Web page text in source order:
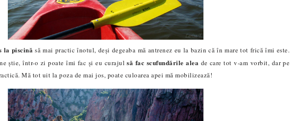
la piscină să mai practic înotul, deși degeaba mă antrenez eu la bazin că în mare tot frică îmi este.
știe, într-o zi poate îmi fac și eu curajulsă fac scufundările alea de care tot v-am vorbit, dar pe
Mă tot uit la poza de mai jos, poate culoarea apei mă mobilizează!